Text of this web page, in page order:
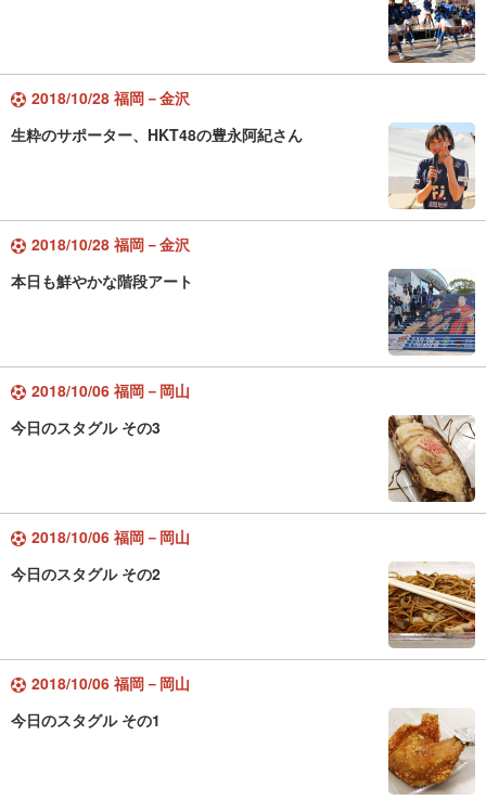
2018/10/28 福岡－金沢
生粋のサポーター、HKT48の豊永阿紀さん
2018/10/28 福岡－金沢
本日も鮮やかな階段アート
2018/10/06 福岡－岡山
今日のスタグル その3
2018/10/06 福岡－岡山
今日のスタグル その2
2018/10/06 福岡－岡山
今日のスタグル その1